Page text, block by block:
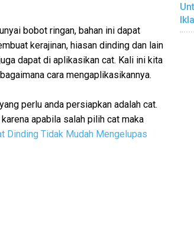
bobot ringan, bahan ini dapat
kerajinan, hiasan dinding dan lain
dapat di aplikasikan cat. Kali ini kita
cara mengaplikasikannya.
perlu anda persiapkan adalah cat.
apabila salah pilih cat maka
Dinding Tidak Mudah Mengelupas